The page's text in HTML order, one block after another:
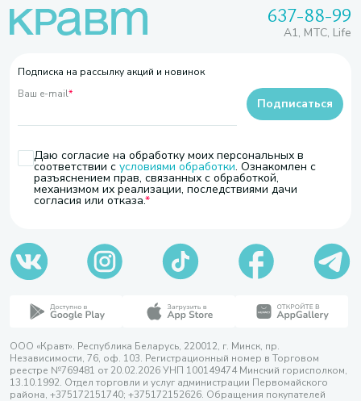
637-88-99
A1, МТС, Life
Подписка на рассылку акций и новинок
Ваш e-mail*
Даю согласие на обработку моих персональных в
соответствии с условиями обработки. Ознакомлен с
разъяснением прав, связанных с обработкой,
механизмом их реализации, последствиями дачи
согласия или отказа.
Подписаться
ООО «Кравт». Республика Беларусь, 220012, г. Минск, пр.
Независимости, 76, оф. 103. Регистрационный номер в Торговом
реестре №769481 от 20.02.2026 УНП 100149474 Минский горисполком,
13.10.1992. Отдел торговли и услуг администрации Первомайского
района, +375172151740; +375172152626. Обращения покупателей